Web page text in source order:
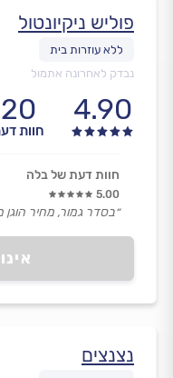
פוליש ניקיונטול
נבדק לאחרונה אתמול
4.90
20
חוות
חוות דעת של בלה
5.00
״בסדר גמור, מחיר הוגן
נצנצים